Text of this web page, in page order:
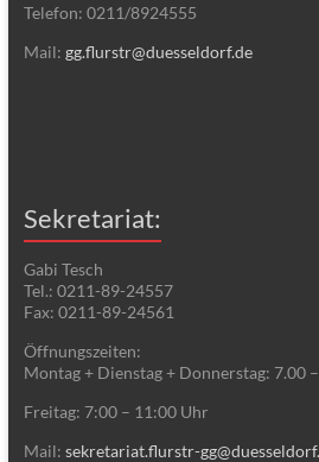
Telefon: 0211/8924555
Mail: gg.flurstr@duesseldorf.de
Sekretariat:
Gabi Tesch
Tel.: 0211-89-24557
Fax: 0211-89-24561
Öffnungszeiten:
Montag + Dienstag + Donnerstag: 7.00
Freitag: 7:00 – 11:00 Uhr
Mail: sekretariat.flurstr-